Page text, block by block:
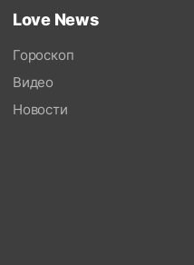
Love News
Гороскоп
Видео
Новости